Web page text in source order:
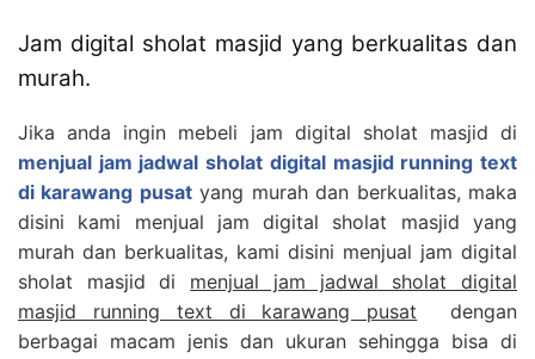
Jam digital sholat masjid yang berkualitas dan
murah.
Jika anda ingin mebeli jam digital sholat masjid di
menjual jam jadwal sholat digital masjid running text
di karawang pusat yang murah dan berkualitas, maka
disini kami menjual jam digital sholat masjid yang
murah dan berkualitas, kami disini menjual jam digital
sholat masjid di menjual jam jadwal sholat digital
masjid running text di karawang pusat dengan
berbagai macam jenis dan ukuran sehingga bisa di